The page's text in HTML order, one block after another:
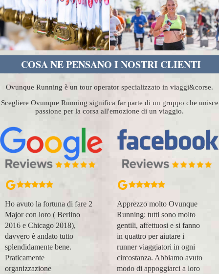
COSA NE PENSANO I NOSTRI CLIENTI
Ovunque Running è un tour operator specializzato in viaggi&corse.
Scegliere Ovunque Running significa far parte di un gruppo che unisce
passione per la corsa all'emozione di un viaggio.
Ho avuto la fortuna di fare 2
Major con loro ( Berlino
2016 e Chicago 2018),
davvero è andato tutto
splendidamente bene.
Praticamente
organizzazione
Apprezzo molto Ovunque
Running: tutti sono molto
gentili, affettuosi e si fanno
in quattro per aiutare i
runner viaggiatori in ogni
circostanza. Abbiamo avuto
modo di appoggiarci a loro